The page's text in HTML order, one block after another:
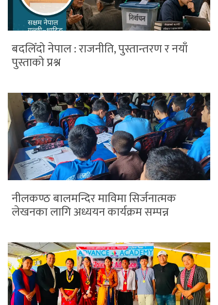
बदलिँदो नेपाल : राजनीति, पुस्तान्तरण र नयाँ
पुस्ताको प्रश्न
नीलकण्ठ बालमन्दिर माविमा सिर्जनात्मक
लेखनका लागि अध्ययन कार्यक्रम सम्पन्न